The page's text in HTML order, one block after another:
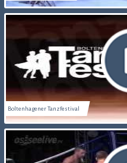
Boltenhagener Tanzfestival